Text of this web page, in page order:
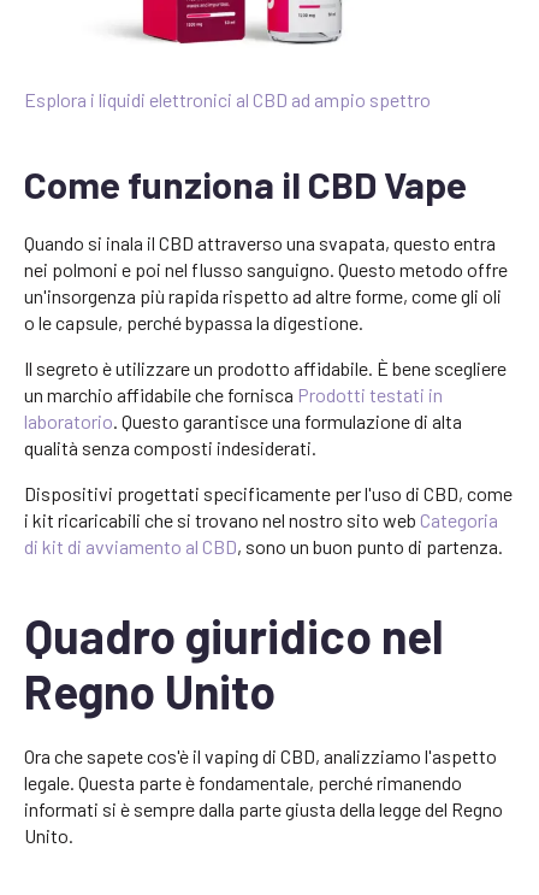
Esplora i liquidi elettronici al CBD ad ampio spettro
Come funziona il CBD Vape
Quando si inala il CBD attraverso una svapata, questo entra
nei polmoni e poi nel flusso sanguigno. Questo metodo offre
un'insorgenza più rapida rispetto ad altre forme, come gli oli
o le capsule, perché bypassa la digestione.
Il segreto è utilizzare un prodotto affidabile. È bene scegliere
un marchio affidabile che fornisca Prodotti testati in
laboratorio. Questo garantisce una formulazione di alta
qualità senza composti indesiderati.
Dispositivi progettati specificamente per l'uso di CBD, come
i kit ricaricabili che si trovano nel nostro sito web Categoria
di kit di avviamento al CBD, sono un buon punto di partenza.
Quadro giuridico nel
Regno Unito
Ora che sapete cos'è il vaping di CBD, analizziamo l'aspetto
legale. Questa parte è fondamentale, perché rimanendo
informati si è sempre dalla parte giusta della legge del Regno
Unito.